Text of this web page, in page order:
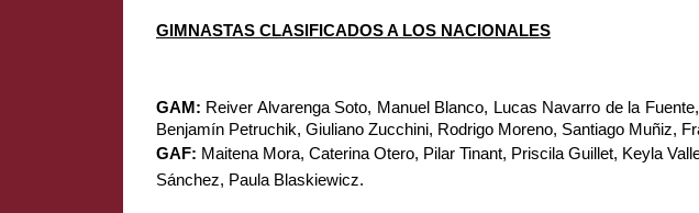
GIMNASTAS CLASIFICADOS A LOS NACIONALES
GAM: Reiver Alvarenga Soto, Manuel Blanco, Lucas Navarro de la
Benjamín Petruchik, Giuliano Zucchini, Rodrigo Moreno, Santiago Muñiz,
GAF: Maitena Mora, Caterina Otero, Pilar Tinant, Priscila Guillet, Keyla
Sánchez, Paula Blaskiewicz.